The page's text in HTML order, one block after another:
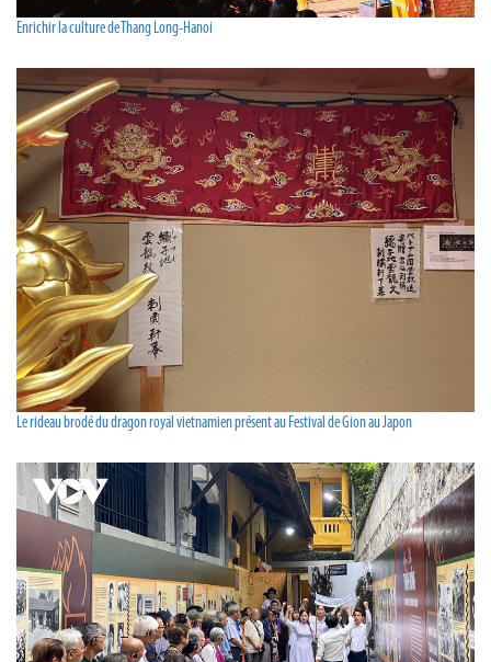
Enrichir la culture de Thang Long-Hanoi
Le rideau brodé du dragon royal vietnamien présent au Festival de Gion au Japon